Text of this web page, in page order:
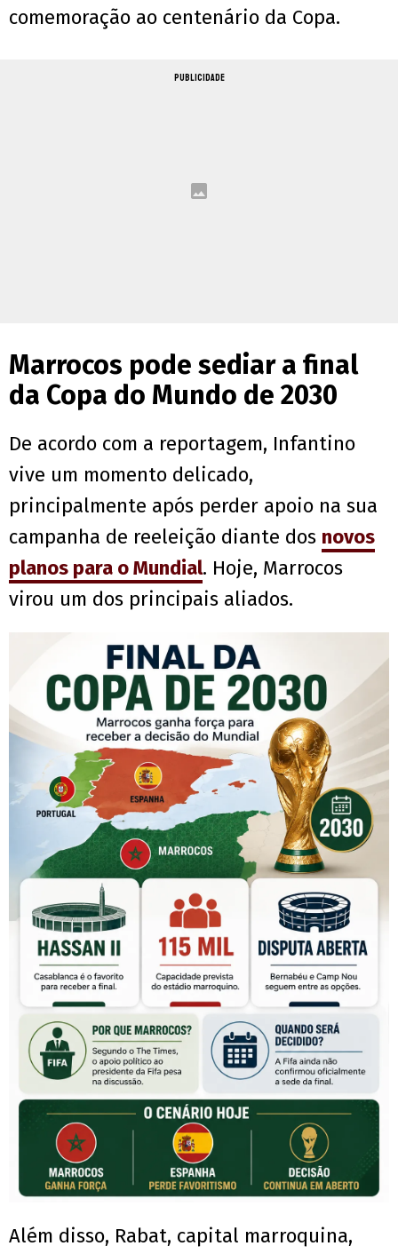
comemoração ao centenário da Copa.
PUBLICIDADE
Marrocos pode sediar a final
da Copa do Mundo de 2030
De acordo com a reportagem, Infantino
vive um momento delicado,
principalmente após perder apoio na sua
campanha de reeleição diante dos novos
planos para o Mundial. Hoje, Marrocos
virou um dos principais aliados.
Além disso, Rabat, capital marroquina,